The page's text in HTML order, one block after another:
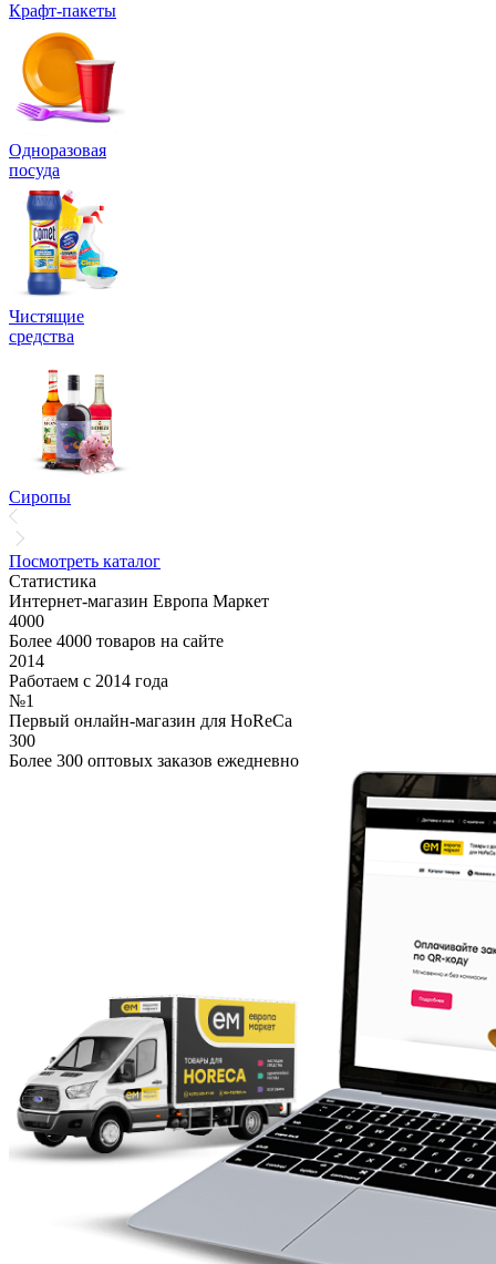
Крафт-пакеты
Одноразовая
посуда
Чистящие
средства
Сиропы
Посмотреть каталог
Статистика
Интернет-магазин Европа Маркет
4000
Более 4000 товаров на сайте
2014
Работаем с 2014 года
№1
Первый онлайн-магазин для HoReCa
300
Более 300 оптовых заказов ежедневно